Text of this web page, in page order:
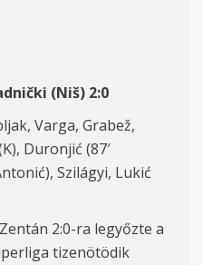
(Niš) 2:0
Varga, Grabež,
Duronjić (87′
Szilágyi, Lukić
2:0-ra legyőzte a
tizenötödik